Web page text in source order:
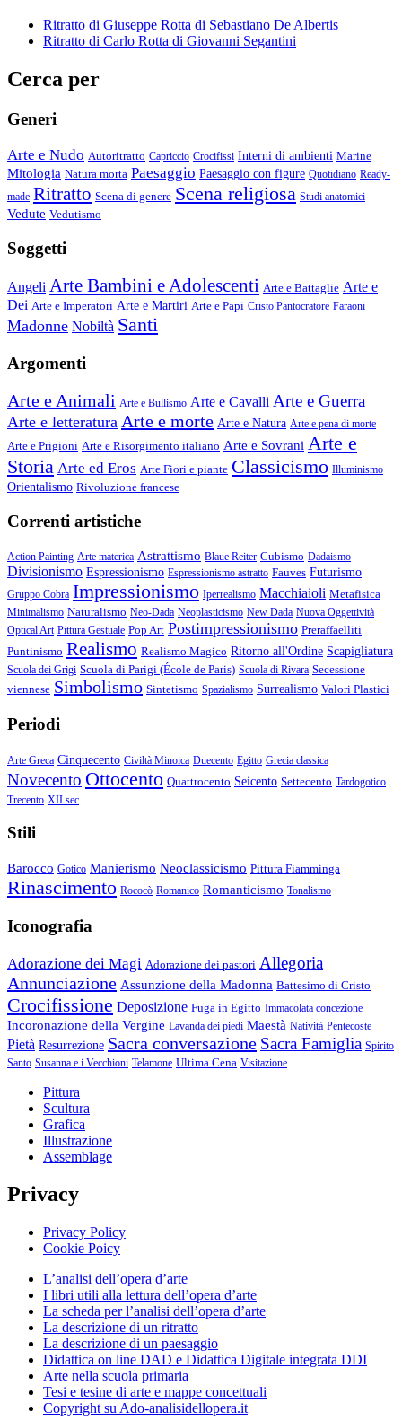
Ritratto di Giuseppe Rotta di Sebastiano De Albertis
Ritratto di Carlo Rotta di Giovanni Segantini
Cerca per
Generi
Arte e Nudo Autoritratto Capriccio Crocifissi Interni di ambienti Marine
Mitologia Natura morta Paesaggio Paesaggio con figure Quotidiano Ready-
made Ritratto Scena di genere Scena religiosa Studi anatomici
Vedute Vedutismo
Soggetti
Angeli Arte Bambini e Adolescenti Arte e Battaglie Arte e
Dei Arte e Imperatori Arte e Martiri Arte e Papi Cristo Pantocratore Faraoni
Madonne Nobiltà Santi
Argomenti
Arte e Animali Arte e Bullismo Arte e Cavalli Arte e Guerra
Arte e letteratura Arte e morte Arte e Natura Arte e pena di morte
Arte e Prigioni Arte e Risorgimento italiano Arte e Sovrani Arte e
Storia Arte ed Eros Arte Fiori e piante Classicismo Illuminismo
Orientalismo Rivoluzione francese
Correnti artistiche
Action Painting Arte materica Astrattismo Blaue Reiter Cubismo Dadaismo
Divisionismo Espressionismo Espressionismo astratto Fauves Futurismo
Gruppo Cobra Impressionismo Iperrealismo Macchiaioli Metafisica
Minimalismo Naturalismo Neo-Dada Neoplasticismo New Dada Nuova Oggettività
Optical Art Pittura Gestuale Pop Art Postimpressionismo Preraffaelliti
Puntinismo Realismo Realismo Magico Ritorno all'Ordine Scapigliatura
Scuola dei Grigi Scuola di Parigi (École de Paris) Scuola di Rivara Secessione
viennese Simbolismo Sintetismo Spazialismo Surrealismo Valori Plastici
Periodi
Arte Greca Cinquecento Civiltà Minoica Duecento Egitto Grecia classica
Novecento Ottocento Quattrocento Seicento Settecento Tardogotico
Trecento XII sec
Stili
Barocco Gotico Manierismo Neoclassicismo Pittura Fiamminga
Rinascimento Rococò Romanico Romanticismo Tonalismo
Iconografia
Adorazione dei Magi Adorazione dei pastori Allegoria
Annunciazione Assunzione della Madonna Battesimo di Cristo
Crocifissione Deposizione Fuga in Egitto Immacolata concezione
Incoronazione della Vergine Lavanda dei piedi Maestà Natività Pentecoste
Pietà Resurrezione Sacra conversazione Sacra Famiglia Spirito
Santo Susanna e i Vecchioni Telamone Ultima Cena Visitazione
Pittura
Scultura
Grafica
Illustrazione
Assemblage
Privacy
Privacy Policy
Cookie Poicy
L’analisi dell’opera d’arte
I libri utili alla lettura dell’opera d’arte
La scheda per l’analisi dell’opera d’arte
La descrizione di un ritratto
La descrizione di un paesaggio
Didattica on line DAD e Didattica Digitale integrata DDI
Arte nella scuola primaria
Tesi e tesine di arte e mappe concettuali
Copyright su Ado-analisidellopera.it